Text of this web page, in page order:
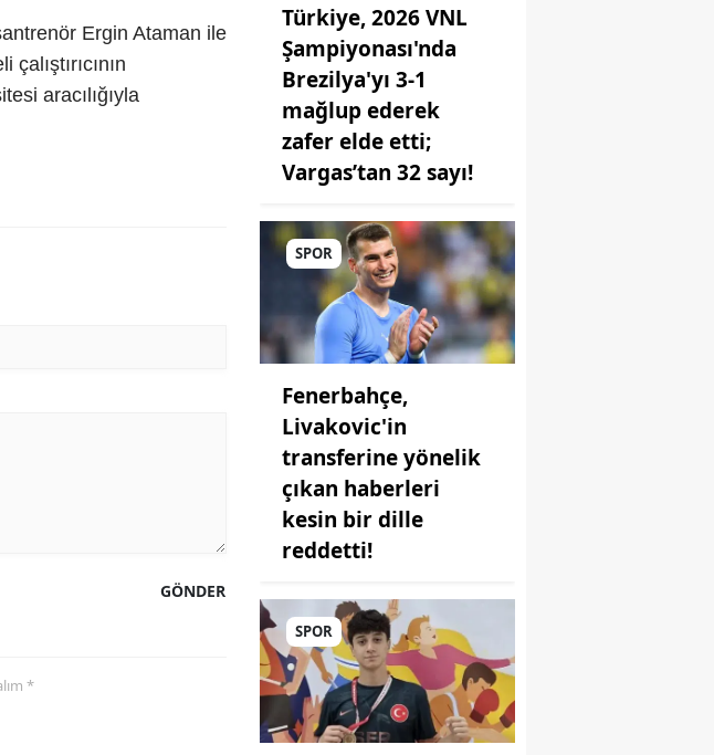
Ergin Ataman ile
aracılığıyla
GÖNDER
*
Türkiye, 2026 VNL
Şampiyonası'nda
Brezilya'yı 3-1
mağlup ederek
zafer elde etti;
Vargas’tan 32 sayı!
SPOR
Fenerbahçe,
Livakovic'in
transferine yönelik
çıkan haberleri
kesin bir dille
reddetti!
SPOR